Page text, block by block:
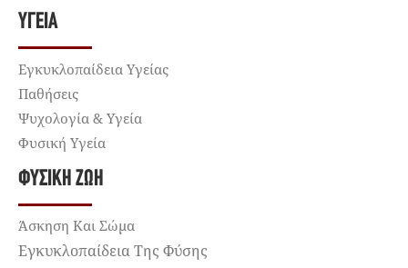
ΥΓΕΊΑ
Εγκυκλοπαίδεια Υγείας
Παθήσεις
Ψυχολογία & Υγεία
Φυσική Υγεία
ΦΥΣΙΚΉ ΖΩΉ
Άσκηση Και Σώμα
Εγκυκλοπαίδεια Της Φύσης